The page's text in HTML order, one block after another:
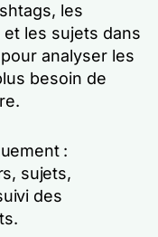
les
les sujets dans
analyser les
besoin de
:
sujets,
des